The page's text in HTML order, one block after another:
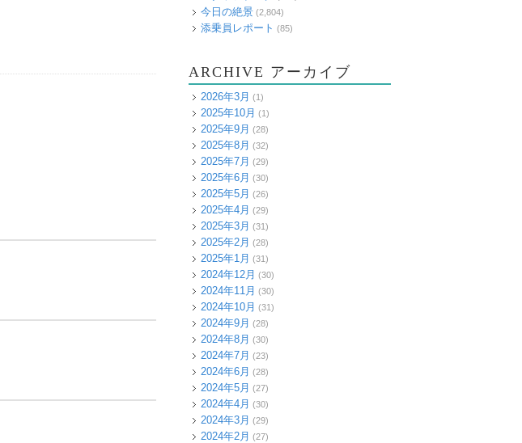
今日の絶景 (2,804)
添乗員レポート (85)
ARCHIVE アーカイブ
2026年3月 (1)
2025年10月 (1)
2025年9月 (28)
2025年8月 (32)
2025年7月 (29)
2025年6月 (30)
2025年5月 (26)
2025年4月 (29)
2025年3月 (31)
2025年2月 (28)
2025年1月 (31)
2024年12月 (30)
2024年11月 (30)
2024年10月 (31)
2024年9月 (28)
2024年8月 (30)
2024年7月 (23)
2024年6月 (28)
2024年5月 (27)
2024年4月 (30)
2024年3月 (29)
2024年2月 (27)